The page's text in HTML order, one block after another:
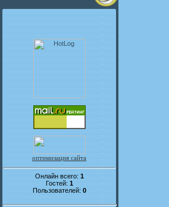
оптимизация сайта
Онлайн всего: 1
Гостей: 1
Пользователей: 0